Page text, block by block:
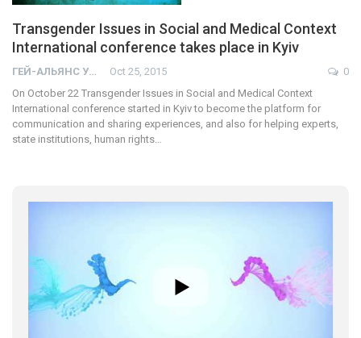
Transgender Issues in Social and Medical Context
International conference takes place in Kyiv
ГЕЙ-АЛЬЯНС УКРАИНА Oct 25, 2015
0
On October 22 Transgender Issues in Social and Medical Context
International conference started in Kyiv to become the platform for
communication and sharing experiences, and also for helping experts,
state institutions, human rights…